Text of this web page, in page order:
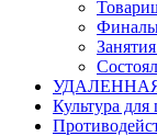
УДАЛЕННАЯ
Культура